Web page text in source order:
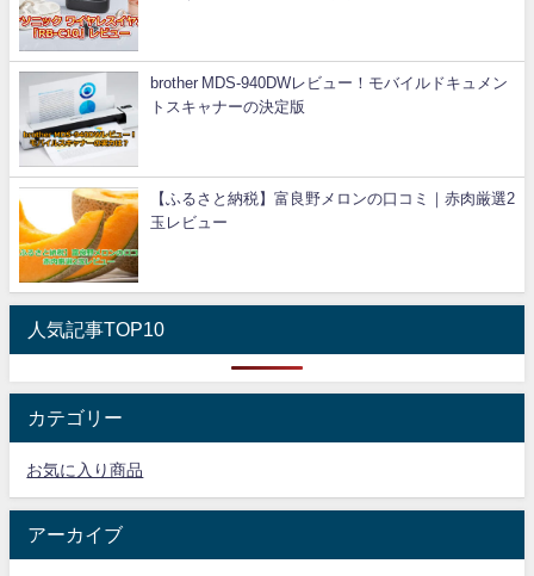
brother MDS-940DWレビュー！モバイルドキュメン
トスキャナーの決定版
【ふるさと納税】富良野メロンの口コミ｜赤肉厳選2
玉レビュー
人気記事TOP10
カテゴリー
お気に入り商品
アーカイブ